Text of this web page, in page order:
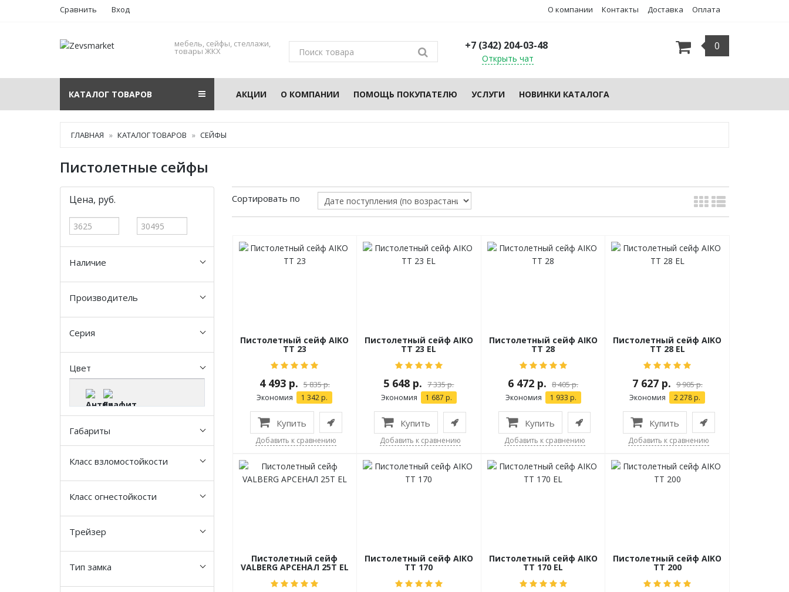
Сравнить Вход О компании Контакты Доставка Оплата
мебель, сейфы, стеллажи,
товары ЖКХ +7 (342) 204-03-48
Открыть чат
0
КАТАЛОГ ТОВАРОВ АКЦИИ О КОМПАНИИ ПОМОЩЬ ПОКУПАТЕЛЮ УСЛУГИ НОВИНКИ КАТАЛОГА
ГЛАВНАЯ КАТАЛОГ ТОВАРОВ СЕЙФЫ
Пистолетные сейфы
Цена, руб.
Наличие
Производитель
Серия
Цвет
Габариты
Класс взломостойкости
Класс огнестойкости
Трейзер
Тип замка
Сортировать по
Пистолетный сейф AIKO
TT 23
4 493 р. 5 835 р.
Экономия 1 342 р.
Купить
Добавить к сравнению
Пистолетный сейф AIKO
TT 23 EL
5 648 р. 7 335 р.
Экономия 1 687 р.
Купить
Добавить к сравнению
Пистолетный сейф AIKO
TT 28
6 472 р. 8 405 р.
Экономия 1 933 р.
Купить
Добавить к сравнению
Пистолетный сейф AIKO
TT 28 EL
7 627 р. 9 905 р.
Экономия 2 278 р.
Купить
Добавить к сравнению
Пистолетный сейф
VALBERG АРСЕНАЛ 25T EL
Пистолетный сейф AIKO
TT 170
Пистолетный сейф AIKO
TT 170 EL
Пистолетный сейф AIKO
TT 200